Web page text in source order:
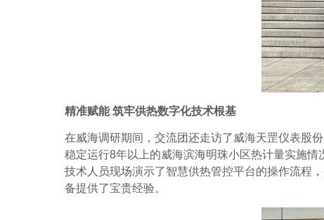
精准赋能 筑牢供热数字化技术根基
在威海调研期间，交流团还走访了威海天罡仪表股
稳定运行8年以上的威海滨海明珠小区热计量实施
技术人员现场演示了智慧供热管控平台的操作流程
备提供了宝贵经验。